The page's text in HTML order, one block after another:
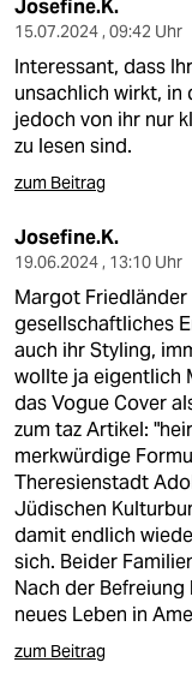
fragen & hilfe
unterstützen
abo
genossenschaft
epaper login
Josefine.K.
15.07.2024 , 09:42 Uhr
Interessant, dass
unsachlich wirkt, in
jedoch von ihr nur
zu lesen sind.
zum Beitrag
Josefine.K.
19.06.2024 , 13:10 Uhr
Margot
gesellschaftliches
auch ihr Styling,
wollte ja eigentlich
das Vogue Cover
zum taz Artikel:
merkwürdige
Theresienstadt
Jüdischen
damit endlich
sich. Beider
Nach der
neues Leben in
zum Beitrag